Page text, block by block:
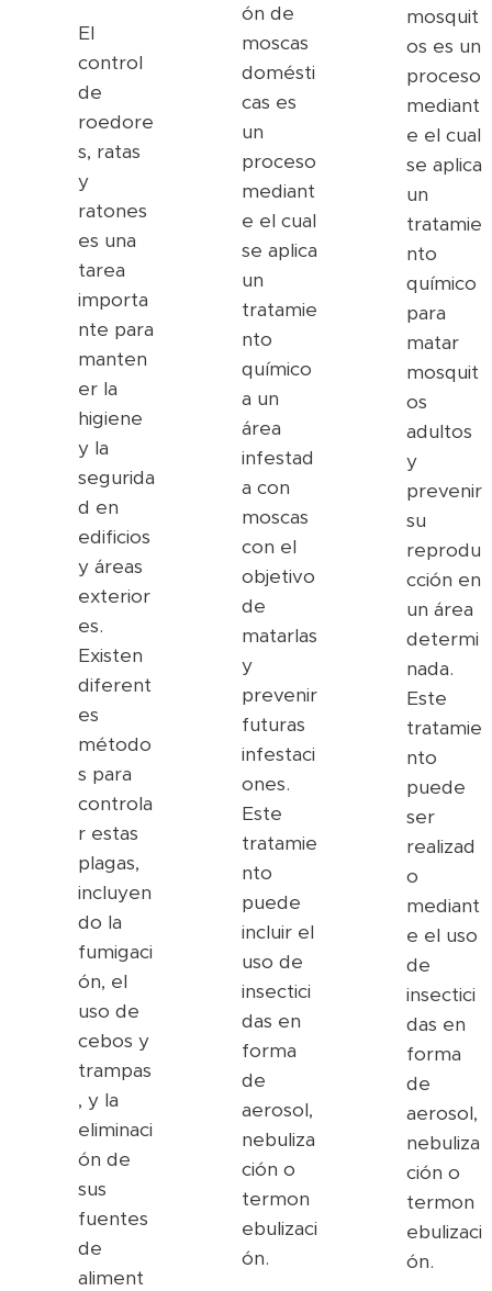
El
control
de
roedore
s, ratas
y
ratones
es una
tarea
importa
nte para
manten
er la
higiene
y la
segurida
d en
edificios
y áreas
exterior
es.
Existen
diferent
es
método
s para
controla
r estas
plagas,
incluyen
do la
fumigaci
ón, el
uso de
cebos y
trampas
, y la
eliminaci
ón de
sus
fuentes
de
aliment
ón de
moscas
domésti
cas es
un
proceso
mediant
e el cual
se aplica
un
tratamie
nto
químico
a un
área
infestad
a con
moscas
con el
objetivo
de
matarlas
y
prevenir
futuras
infestaci
ones.
Este
tratamie
nto
puede
incluir el
uso de
insectici
das en
forma
de
aerosol,
nebuliza
ción o
termon
ebulizaci
ón.
mosquit
os es un
proceso
mediant
e el cual
se aplica
un
tratamie
nto
químico
para
matar
mosquit
os
adultos
y
prevenir
su
reprodu
cción en
un área
determi
nada.
Este
tratamie
nto
puede
ser
realizad
o
mediant
e el uso
de
insectici
das en
forma
de
aerosol,
nebuliza
ción o
termon
ebulizaci
ón.